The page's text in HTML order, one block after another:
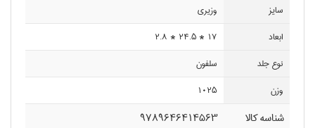
سايز
وزيري
ابعاد
17 * 24.5 * 2.8
نوع جلد
سلفون
وزن
1025
شناسه کالا 9789646414563